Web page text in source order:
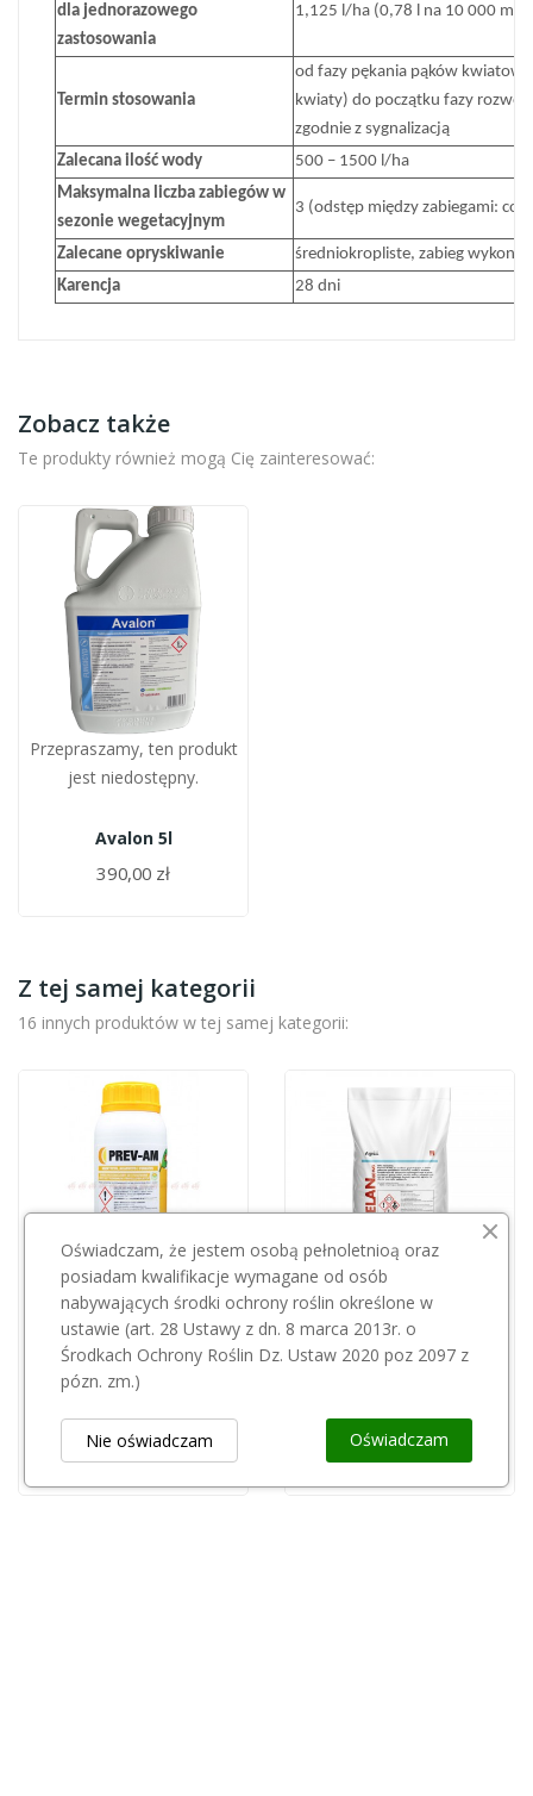
dla jednorazowego
zastosowania
1,125 l/ha (0,78 l na 10 000 m2
Termin stosowania
od fazy pękania pąków
kwiaty) do początku fazy
zgodnie z sygnalizacją
Zalecana ilość wody
500 – 1500 l/ha
Maksymalna liczba zabiegów w
sezonie wegetacyjnym
3 (odstęp między zabiegami: co
Zalecane opryskiwanie
średniokropliste, zabieg
Karencja
28 dni
Zobacz także
Te produkty również mogą Cię zainteresować:
Przepraszamy, ten produkt
jest niedostępny.
Avalon 5l
390,00 zł
Z tej samej kategorii
16 innych produktów w tej samej kategorii:
BIOCONT
PrevAm 1l Biocont
100,00 zł
Przepraszamy, ten produkt
jest niedostępny.
Kapelan 80 WG 25kg
680,00 zł
Oświadczam, że jestem osobą pełnoletnioą oraz
posiadam kwalifikacje wymagane od osób
nabywających środki ochrony roślin określone w
ustawie (art. 28 Ustawy z dn. 8 marca 2013r. o
Środkach Ochrony Roślin Dz. Ustaw 2020 poz 2097 z
pózn. zm.)
Oświadczam
Nie oświadczam